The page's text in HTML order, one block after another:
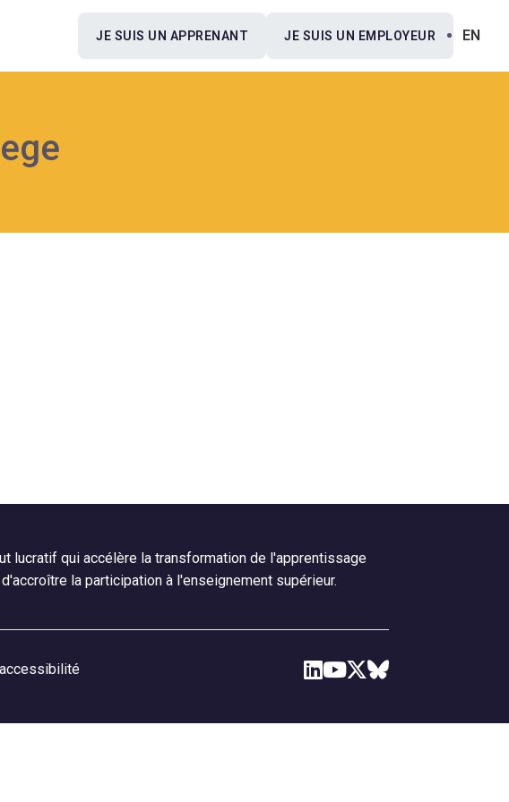
JE SUIS UN APPRENANT JE SUIS UN EMPLOYEUR EN
lucratif qui accélère la transformation de l'apprentissage
la participation à l'enseignement supérieur.